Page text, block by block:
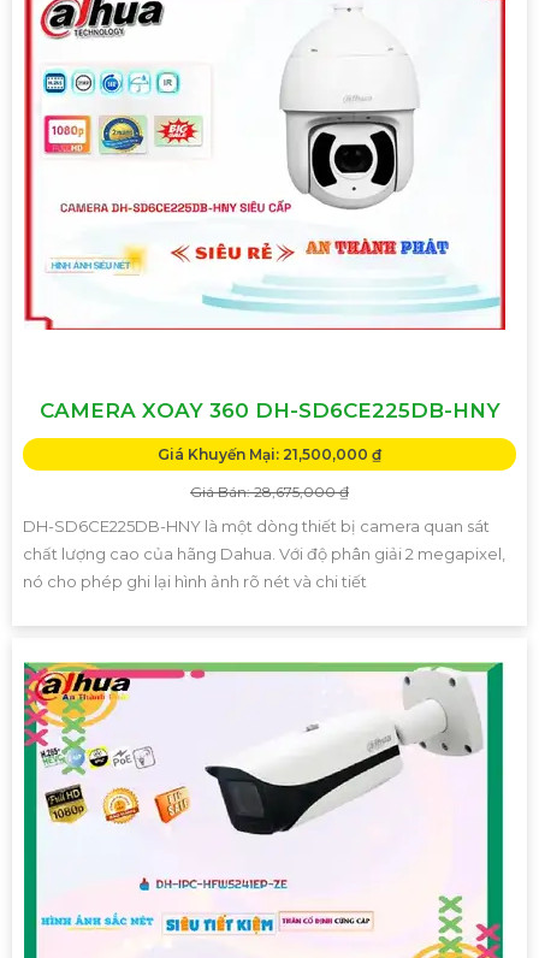
CAMERA XOAY 360 DH-SD6CE225DB-HNY
Giá Khuyến Mại: 21,500,000 ₫
Giá Bán: 28,675,000 ₫
DH-SD6CE225DB-HNY là một dòng thiết bị camera quan sát
chất lượng cao của hãng Dahua. Với độ phân giải 2 megapixel,
nó cho phép ghi lại hình ảnh rõ nét và chi tiết